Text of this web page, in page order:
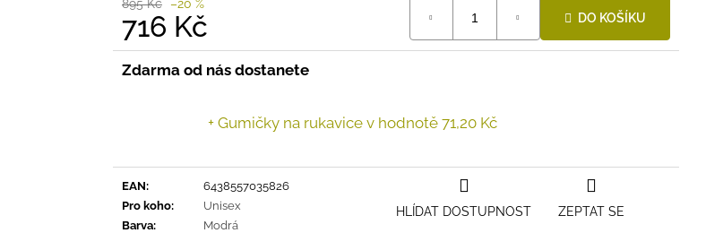
895 Kč –20 %
716 Kč
Měrná
cena:
DO KOŠÍKU
Zdarma od nás dostanete
+ Gumičky na rukavice v hodnotě 71,20 Kč
EAN:
6438557035826
Pro koho:
Unisex
Barva:
Modrá
ZEPTAT SE
HLÍDAT DOSTUPNOST